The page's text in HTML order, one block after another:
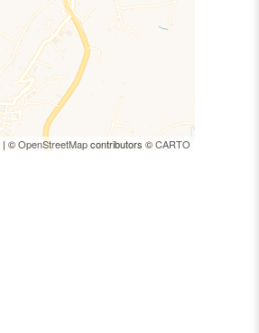
| ©OpenStreetMapcontributors ©CARTO